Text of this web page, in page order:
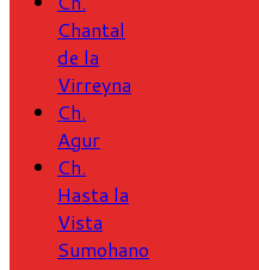
Chantal
de la
Virreyna
Ch.
Agur
Ch.
Hasta la
Vista
Sumohano